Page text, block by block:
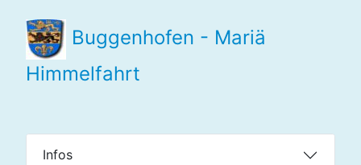
Buggenhofen - Mariä
Himmelfahrt
Infos